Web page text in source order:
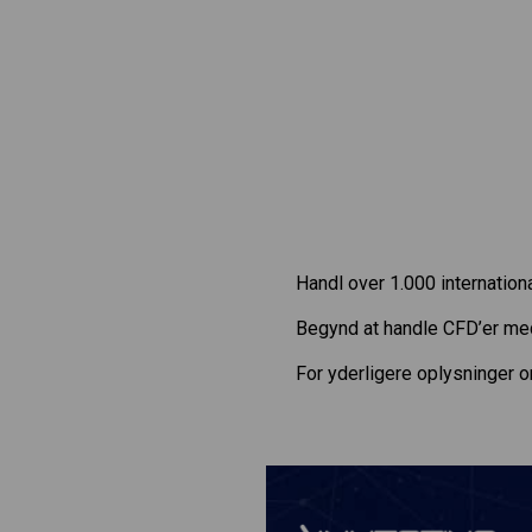
Handl over 1.000
Begynd at handle CFD’er
For yderligere oplysninger